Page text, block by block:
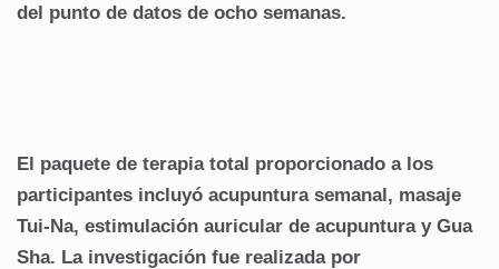
del punto de datos de ocho semanas.
El paquete de terapia total proporcionado a los
participantes incluyó acupuntura semanal, masaje
Tui-Na, estimulación auricular de acupuntura y Gua
Sha. La investigación fue realizada por